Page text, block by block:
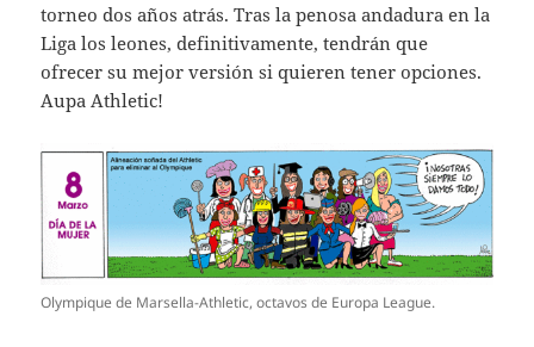
torneo dos años atrás. Tras la penosa andadura en la
Liga los leones, definitivamente, tendrán que
ofrecer su mejor versión si quieren tener opciones.
Aupa Athletic!
Olympique de Marsella-Athletic, octavos de Europa League.